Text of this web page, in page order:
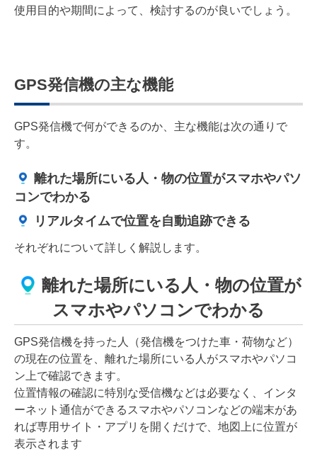
使用目的や期間によって、検討するのが良いでしょう。
GPS発信機の主な機能
GPS発信機で何ができるのか、主な機能は次の通りで
す。
離れた場所にいる人・物の位置がスマホやパソ
コンでわかる
リアルタイムで位置を自動追跡できる
それぞれについて詳しく解説します。
離れた場所にいる人・物の位置が
スマホやパソコンでわかる
GPS発信機を持った人（発信機をつけた車・荷物など）
の現在の位置を、離れた場所にいる人がスマホやパソコ
ン上で確認できます。
位置情報の確認に特別な受信機などは必要なく、インタ
ーネット通信ができるスマホやパソコンなどの端末があ
れば専用サイト・アプリを開くだけで、地図上に位置が
表示されます